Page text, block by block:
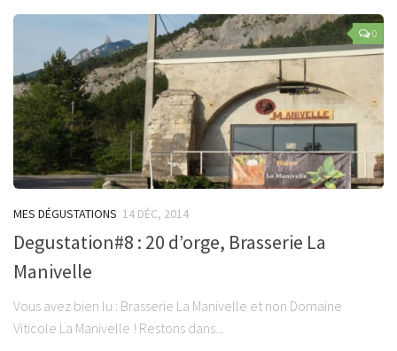
0
MES DÉGUSTATIONS 14 DÉC, 2014
Degustation#8 : 20 d’orge, Brasserie La
Manivelle
Vous avez bien lu : Brasserie La Manivelle et non Domaine
Viticole La Manivelle ! Restons dans...